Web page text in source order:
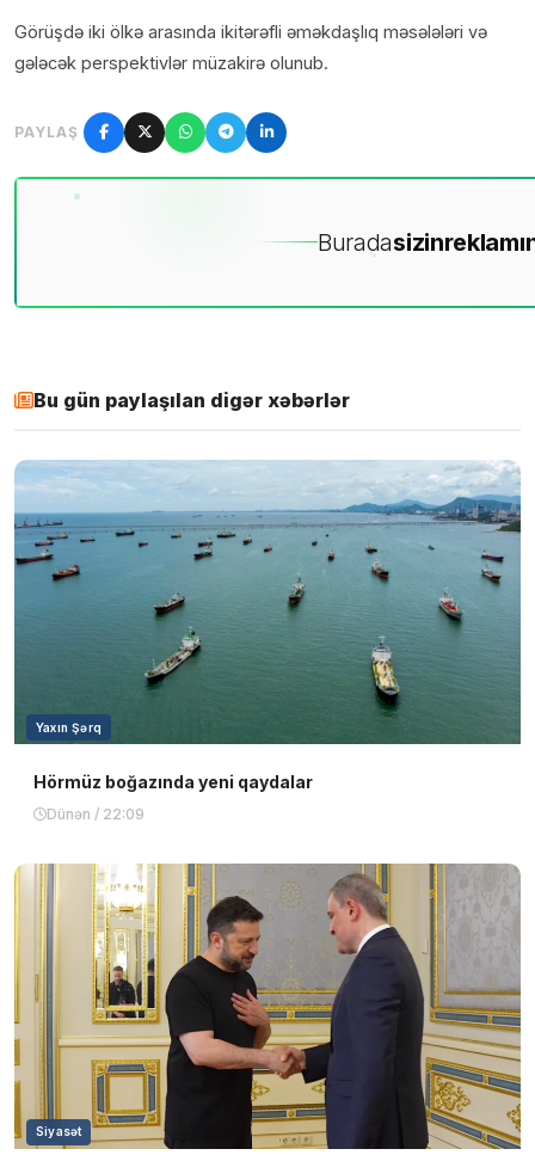
Görüşdə iki ölkə arasında ikitərəfli əməkdaşlıq məsələləri və
gələcək perspektivlər müzakirə olunub.
PAYLAŞ
Buradasizin
Bu gün paylaşılan digər xəbərlər
Yaxın Şərq
Hörmüz boğazında yeni qaydalar
Dünən / 22:09
Siyasət